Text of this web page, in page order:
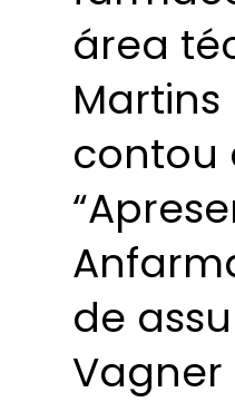
área
contou
de
Vagner